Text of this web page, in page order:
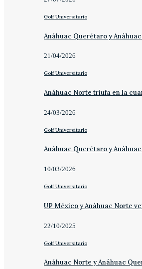
Golf Universitario
Anáhuac Querétaro y
21/04/2026
Golf Universitario
Anáhuac Norte triufa en la
24/03/2026
Golf Universitario
Anáhuac Querétaro y
10/03/2026
Golf Universitario
UP México y Anáhuac Norte
22/10/2025
Golf Universitario
Anáhuac Norte y Anáhuac